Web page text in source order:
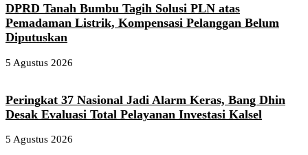
DPRD Tanah Bumbu Tagih Solusi PLN atas
Pemadaman Listrik, Kompensasi Pelanggan Belum
Diputuskan
5 Agustus 2026
Peringkat 37 Nasional Jadi Alarm Keras, Bang Dhin
Desak Evaluasi Total Pelayanan Investasi Kalsel
5 Agustus 2026